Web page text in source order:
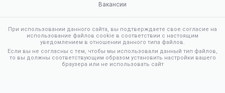
Вакансии
При использовании данного сайта, вы подтверждаете свое согласие на
использование файлов cookie в соответствии с настоящим
уведомлением в отношении данного типа файлов.
Если вы не согласны с тем, чтобы мы использовали данный тип файлов,
то вы должны соответствующим образом установить настройки вашего
браузера или не использовать сайт